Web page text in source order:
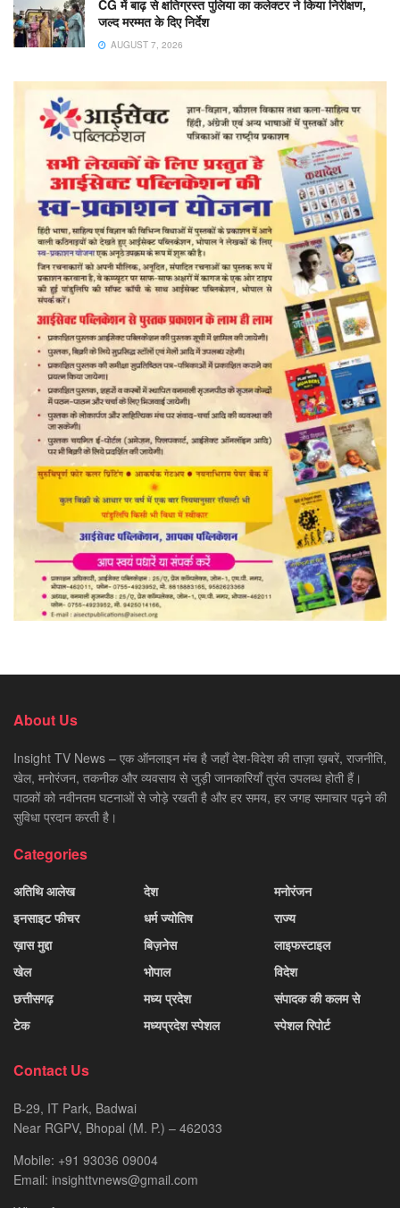
CG में बाढ़ से क्षतिग्रस्त पुलिया का कलेक्टर ने किया निरीक्षण,
जल्द मरम्मत के दिए निर्देश
AUGUST 7, 2026
About Us
Insight TV News – एक ऑनलाइन मंच है जहाँ देश-विदेश की ताज़ा ख़बरें, राजनीति,
खेल, मनोरंजन, तकनीक और व्यवसाय से जुड़ी जानकारियाँ तुरंत उपलब्ध होती हैं।
पाठकों को नवीनतम घटनाओं से जोड़े रखती है और हर समय, हर जगह समाचार पढ़ने की
सुविधा प्रदान करती है।
Categories
अतिथि आलेख
इनसाइट फीचर
ख़ास मुद्दा
खेल
छत्तीसगढ़
टेक
देश
धर्म ज्योतिष
बिज़नेस
भोपाल
मध्य प्रदेश
मध्यप्रदेश स्पेशल
मनोरंजन
राज्य
लाइफस्टाइल
विदेश
संपादक की कलम से
स्पेशल रिपोर्ट
Contact Us
B-29, IT Park, Badwai
Near RGPV, Bhopal (M. P.) – 462033
Mobile: +91 93036 09004
Email: insighttvnews@gmail.com